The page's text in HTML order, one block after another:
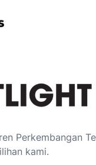
Perkembangan
kami.